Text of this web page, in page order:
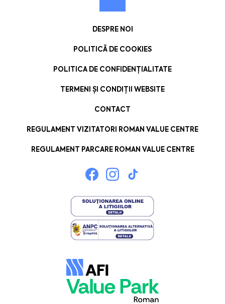
DESPRE NOI
POLITICĂ DE COOKIES
POLITICA DE CONFIDENȚIALITATE
TERMENI ȘI CONDIȚII WEBSITE
CONTACT
REGULAMENT VIZITATORI ROMAN VALUE CENTRE
REGULAMENT PARCARE ROMAN VALUE CENTRE